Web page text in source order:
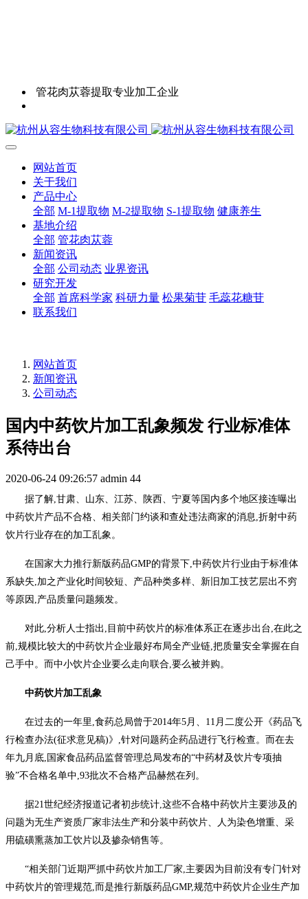
管花肉苁蓉提取专业加工企业
网站首页
关于我们
产品中心
全部 M-1提取物 M-2提取物 S-1提取物 健康养生
基地介绍
全部 管花肉苁蓉
新闻资讯
全部 公司动态 业界资讯
研究开发
全部 首席科学家 科研力量 松果菊苷 毛蕊花糖苷
联系我们
网站首页
新闻资讯
公司动态
国内中药饮片加工乱象频发 行业标准体
系待出台
2020-06-24 09:26:57 admin 44
据了解,甘肃、山东、江苏、陕西、宁夏等国内多个地区接连曝出
中药饮片产品不合格、相关部门约谈和查处违法商家的消息,折射中药
饮片行业存在的加工乱象。
在国家大力推行新版药品GMP的背景下,中药饮片行业由于标准体
系缺失,加之产业化时间较短、产品种类多样、新旧加工技艺层出不穷
等原因,产品质量问题频发。
对此,分析人士指出,目前中药饮片的标准体系正在逐步出台,在此之
前,规模比较大的中药饮片企业最好布局全产业链,把质量安全掌握在自
己手中。而中小饮片企业要么走向联合,要么被并购。
中药饮片加工乱象
在过去的一年里,食药总局曾于2014年5月、11月二度公开《药品飞
行检查办法(征求意见稿)》,针对问题药企药品进行飞行检查。而在去
年九月底,国家食品药品监督管理总局发布的“中药材及饮片专项抽
验”不合格名单中,93批次不合格产品赫然在列。
据21世纪经济报道记者初步统计,这些不合格中药饮片主要涉及的
问题为无生产资质厂家非法生产和分装中药饮片、人为染色增重、采
用硫磺熏蒸加工饮片以及掺杂销售等。
“相关部门近期严抓中药饮片加工厂家,主要因为目前没有专门针对
中药饮片的管理规范,而是推行新版药品GMP,规范中药饮片企业生产加